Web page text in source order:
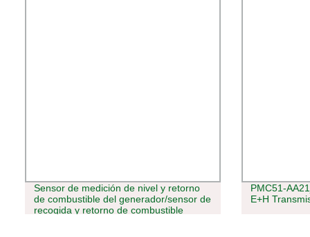
Sensor de medición de nivel y retorno
de combustible del generador/sensor de
recogida y retorno de combustible
PMC51-
E+H